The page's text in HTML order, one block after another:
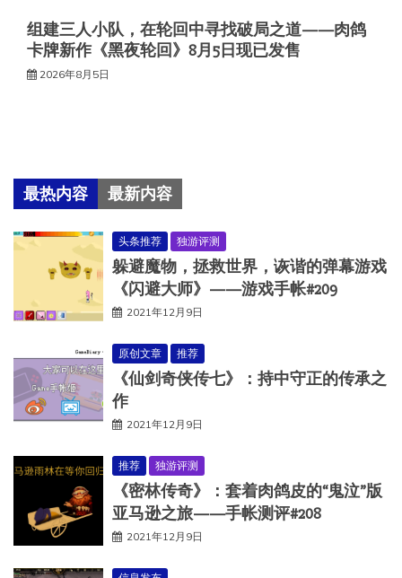
组建三人小队，在轮回中寻找破局之道——肉鸽
卡牌新作《黑夜轮回》8月5日现已发售
2026年8月5日
最热内容 最新内容
头条推荐 独游评测
躲避魔物，拯救世界，诙谐的弹幕游戏
《闪避大师》——游戏手帐#209
2021年12月9日
原创文章 推荐
《仙剑奇侠传七》：持中守正的传承之
作
2021年12月9日
推荐 独游评测
《密林传奇》：套着肉鸽皮的“鬼泣”版
亚马逊之旅——手帐测评#208
2021年12月9日